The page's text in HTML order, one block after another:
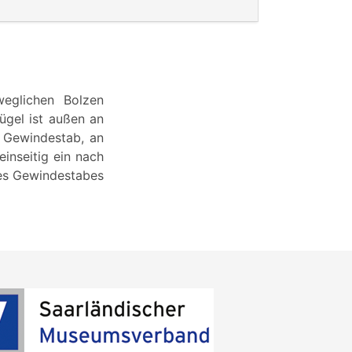
Bolzen
ist außen an
an
ein nach
Gewindestabes